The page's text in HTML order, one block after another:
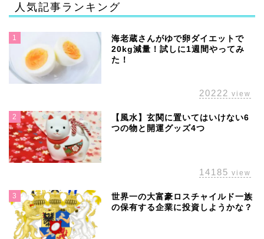
人気記事ランキング
1
海老蔵さんがゆで卵ダイエットで
20kg減量！試しに1週間やってみ
た！
20222 view
2
【風水】玄関に置いてはいけない6
つの物と開運グッズ4つ
14185 view
3
世界一の大富豪ロスチャイルド一族
の保有する企業に投資しようかな？